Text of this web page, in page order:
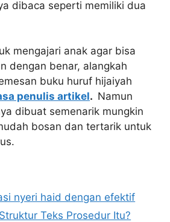
dibaca seperti memiliki dua
mengajari anak agar bisa
dengan benar, alangkah
buku huruf hijaiyah
penulis artikel. Namun
dibuat semenarik mungkin
bosan dan tertarik untuk
nyeri haid dengan efektif
Teks Prosedur Itu?